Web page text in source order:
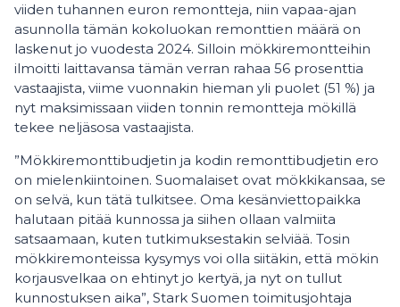
viiden tuhannen euron remontteja, niin vapaa-ajan
asunnolla tämän kokoluokan remonttien määrä on
laskenut jo vuodesta 2024. Silloin mökkiremontteihin
ilmoitti laittavansa tämän verran rahaa 56 prosenttia
vastaajista, viime vuonnakin hieman yli puolet (51 %) ja
nyt maksimissaan viiden tonnin remontteja mökillä
tekee neljäsosa vastaajista.
”Mökkiremonttibudjetin ja kodin remonttibudjetin ero
on mielenkiintoinen. Suomalaiset ovat mökkikansaa, se
on selvä, kun tätä tulkitsee. Oma kesänviettopaikka
halutaan pitää kunnossa ja siihen ollaan valmiita
satsaamaan, kuten tutkimuksestakin selviää. Tosin
mökkiremonteissa kysymys voi olla siitäkin, että mökin
korjausvelkaa on ehtinyt jo kertyä, ja nyt on tullut
kunnostuksen aika”, Stark Suomen toimitusjohtaja